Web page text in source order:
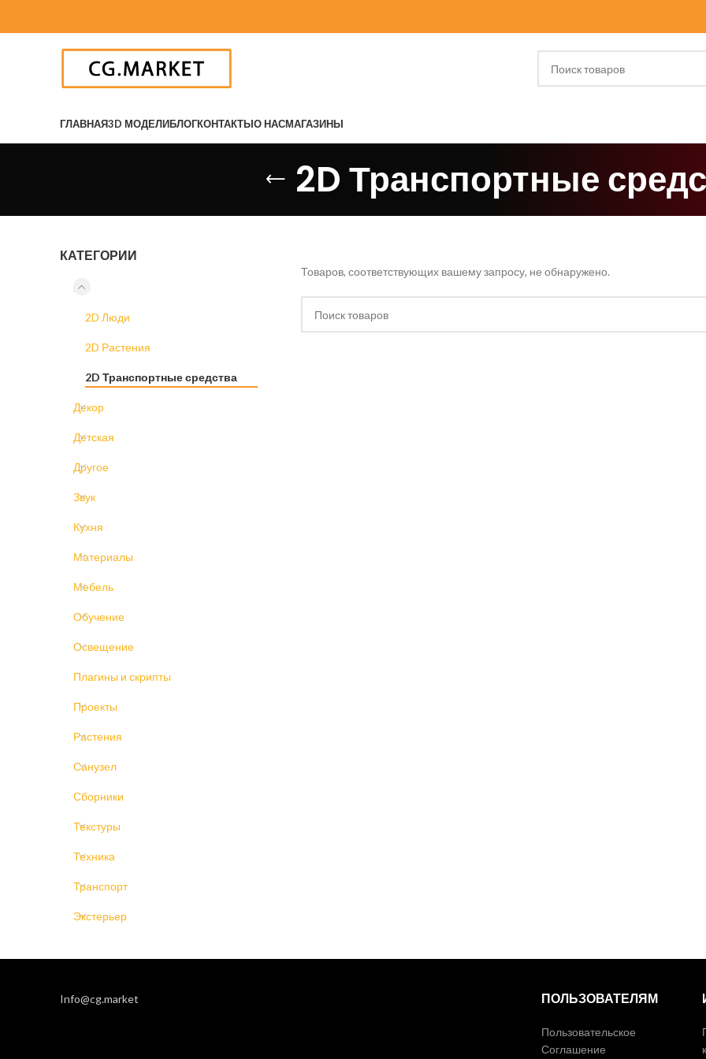
ГЛАВНАЯ3D МОДЕЛИБЛОГКОНТАКТЫО НАСМАГАЗИНЫ
2D Транспортные
КАТЕГОРИИ
2D
2D Люди
2D Растения
2D Транспортные средства
Декор
Детская
Другое
Звук
Кухня
Материалы
Мебель
Обучение
Освещение
Плагины и скрипты
Проекты
Растения
Санузел
Сборники
Текстуры
Техника
Транспорт
Экстерьер
Товаров, соответствующих вашему запросу, не обнаружено.
Info@cg.market ПОЛЬЗОВАТЕЛЯМ
Пользовательское
Соглашение